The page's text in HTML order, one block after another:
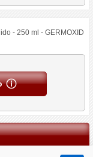
- 250 ml - GERMOXID